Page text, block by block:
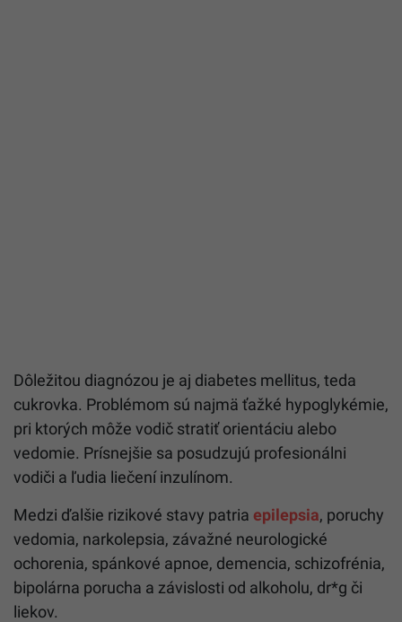
Dôležitou diagnózou je aj diabetes mellitus, teda
cukrovka. Problémom sú najmä ťažké hypoglykémie,
pri ktorých môže vodič stratiť orientáciu alebo
vedomie. Prísnejšie sa posudzujú profesionálni
vodiči a ľudia liečení inzulínom.
Medzi ďalšie rizikové stavy patria epilepsia, poruchy
vedomia, narkolepsia, závažné neurologické
ochorenia, spánkové apnoe, demencia, schizofrénia,
bipolárna porucha a závislosti od alkoholu, dr*g či
liekov.